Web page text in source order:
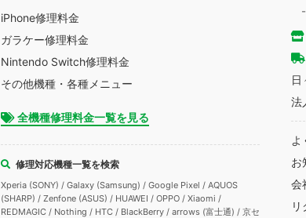
iPhone修理料金
ガラケー修理料金
Nintendo Switch修理料金
その他機種・各種メニュー
全機種修理料金一覧を見る
修理対応機種一覧を検索
Xperia (SONY) / Galaxy (Samsung) / Google Pixel / AQUOS
(SHARP) / Zenfone (ASUS) / HUAWEI / OPPO / Xiaomi /
REDMAGIC / Nothing / HTC / BlackBerry / arrows (富士通) / 京セ
日
法
よ
お
会